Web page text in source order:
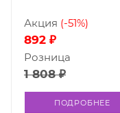
892 ₽
Акция (-51%)
1 808 ₽
Розница
ПОДРОБНЕЕ